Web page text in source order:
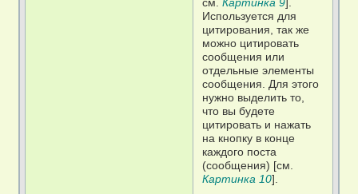
Используется для
цитирования, так же
можно цитировать
сообщения или
отдельные элементы
сообщения. Для этого
нужно выделить то,
что вы будете
цитировать и нажать
на кнопку в конце
каждого поста
(сообщения) [см.
Картинка 10].